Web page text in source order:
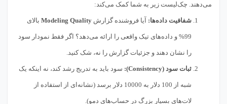
می‌دهند. چک‌لیست زیر به شما کمک می‌کند:
شفافیت داده‌ها: آیا فروشنده گزارش Modeling Quality بالای
99% و داده‌های تیک واقعی را ارائه می‌دهد؟ اگر فقط نمودار سود
را نشان دهند و جزئیات گزارش را نه، شک کنید.
ثبات سود (Consistency): سود باید به تدریج رشد کند، نه اینکه یک
شبه از 100 دلار به 10000 دلار برسد (نشانه‌ای از استفاده از
لات‌های بسیار بزرگ در حساب‌های دمو).